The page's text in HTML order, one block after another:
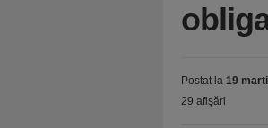
Postat la 19
29 afişări